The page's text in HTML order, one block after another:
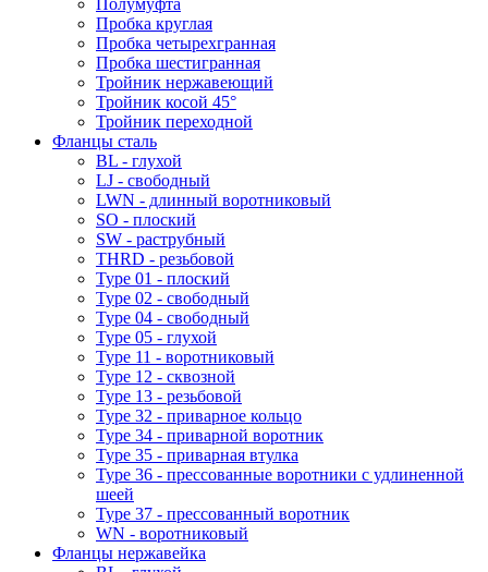
Полумуфта
Пробка круглая
Пробка четырехгранная
Пробка шестигранная
Тройник нержавеющий
Тройник косой 45°
Тройник переходной
Фланцы сталь
BL - глухой
LJ - свободный
LWN - длинный воротниковый
SO - плоский
SW - раструбный
THRD - резьбовой
Type 01 - плоский
Type 02 - свободный
Type 04 - свободный
Type 05 - глухой
Type 11 - воротниковый
Type 12 - сквозной
Type 13 - резьбовой
Type 32 - приварное кольцо
Type 34 - приварной воротник
Type 35 - приварная втулка
Type 36 - прессованные воротники с удлиненной
шеей
Type 37 - прессованный воротник
WN - воротниковый
Фланцы нержавейка